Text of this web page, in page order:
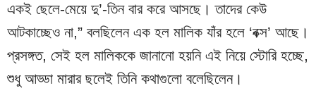
একই ছেলে-মেয়ে দু’-তিন বার করে আসছে। তাদের কেউ
আটকাচ্ছেও না,” বলছিলেন এক হল মালিক যাঁর হলে ‘বক্স’ আছে।
প্রসঙ্গত, সেই হল মালিককে জানানো হয়নি এই নিয়ে স্টোরি হচ্ছে,
শুধু আড্ডা মারার ছলেই তিনি কথাগুলো বলেছিলেন।